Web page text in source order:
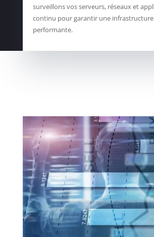
surveillons vos serveurs, réseaux et
continu pour garantir une
performante.